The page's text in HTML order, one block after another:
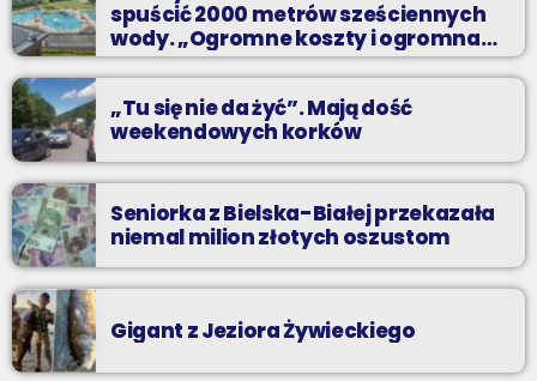
spuścić 2000 metrów sześciennych
wody. „Ogromne koszty i ogromna
praca”
„Tu się nie da żyć”. Mają dość
weekendowych korków
Seniorka z Bielska-Białej przekazała
niemal milion złotych oszustom
Gigant z Jeziora Żywieckiego